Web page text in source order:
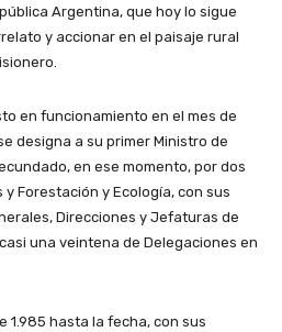
Argentina, que hoy lo sigue
y accionar en el paisaje rural
en funcionamiento en el mes de
designa a su primer Ministro de
en ese momento, por dos
Forestación y Ecología, con sus
Direcciones y Jefaturas de
una veintena de Delegaciones en
1.985 hasta la fecha, con sus